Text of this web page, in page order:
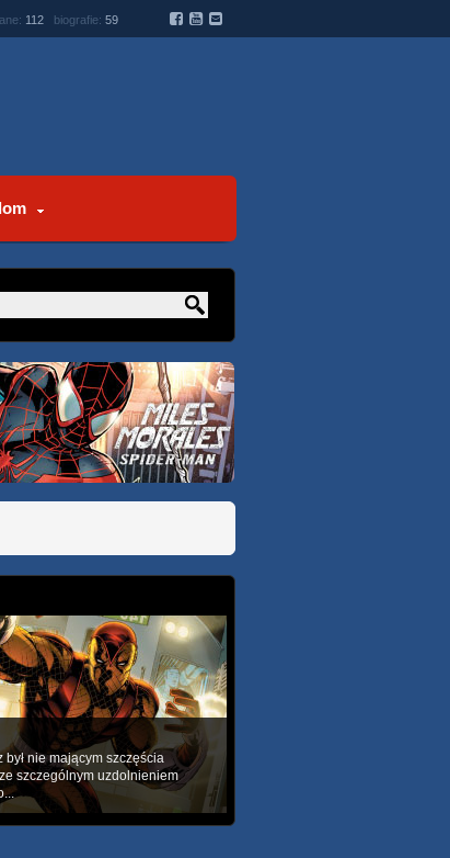
112 biografie: 59
był nie mającym szczęścia
szczególnym uzdolnieniem